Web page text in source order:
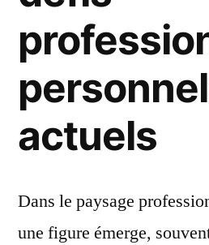
actuels
Dans le paysage
une figure émerge,